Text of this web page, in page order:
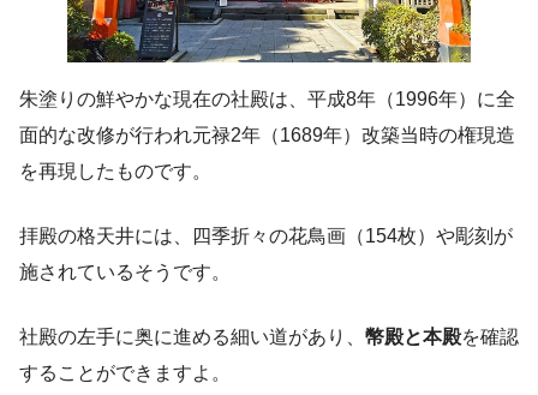
朱塗りの鮮やかな現在の社殿は、平成8年（1996年）に全
面的な改修が行われ元禄2年（1689年）改築当時の権現造
を再現したものです。
拝殿の格天井には、四季折々の花鳥画（154枚）や彫刻が
施されているそうです。
社殿の左手に奥に進める細い道があり、 幣殿と本殿を確認
することができますよ。